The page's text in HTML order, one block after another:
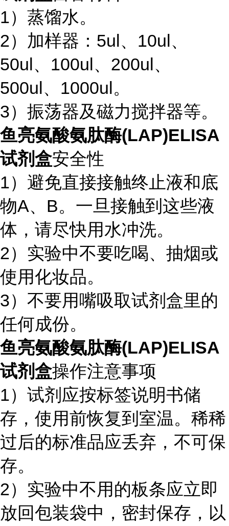
1）蒸馏水。
2）加样器：5ul、10ul、
50ul、100ul、200ul、
500ul、1000ul。
3）振荡器及磁力搅拌器等。
鱼亮氨酸氨肽酶(LAP)ELISA
试剂盒安全性
1）避免直接接触终止液和底
物A、B。一旦接触到这些液
体，请尽快用水冲洗。
2）实验中不要吃喝、抽烟或
使用化妆品。
3）不要用嘴吸取试剂盒里的
任何成份。
鱼亮氨酸氨肽酶(LAP)ELISA
试剂盒操作注意事项
1）试剂应按标签说明书储
存，使用前恢复到室温。稀稀
过后的标准品应丢弃，不可保
存。
2）实验中不用的板条应立即
放回包装袋中，密封保存，以